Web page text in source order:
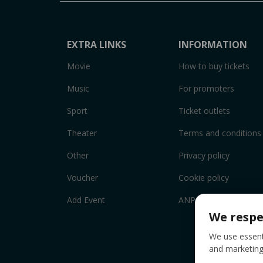
EXTRA LINKS
Movie
Music
Sport
Theater
Other
Voucher
Add Event
INFORMATION
How to buy tickets
For promoters
Ticket outlets
Terms and conditions
Privacy policy
Cookie policy
ANPC
We
We use
and